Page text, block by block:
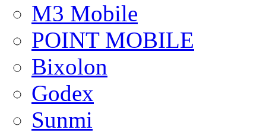
M3 Mobile
POINT MOBILE
Bixolon
Godex
Sunmi